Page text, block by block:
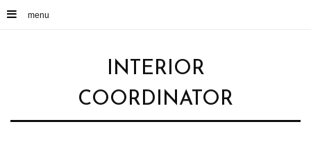
INTERIOR
COORDINATOR
menu